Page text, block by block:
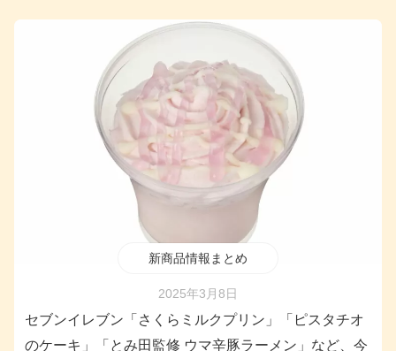
新商品情報まとめ
2025年3月8日
セブンイレブン「さくらミルクプリン」「ピスタチオ
のケーキ」「とみ田監修 ウマ辛豚ラーメン」など、今